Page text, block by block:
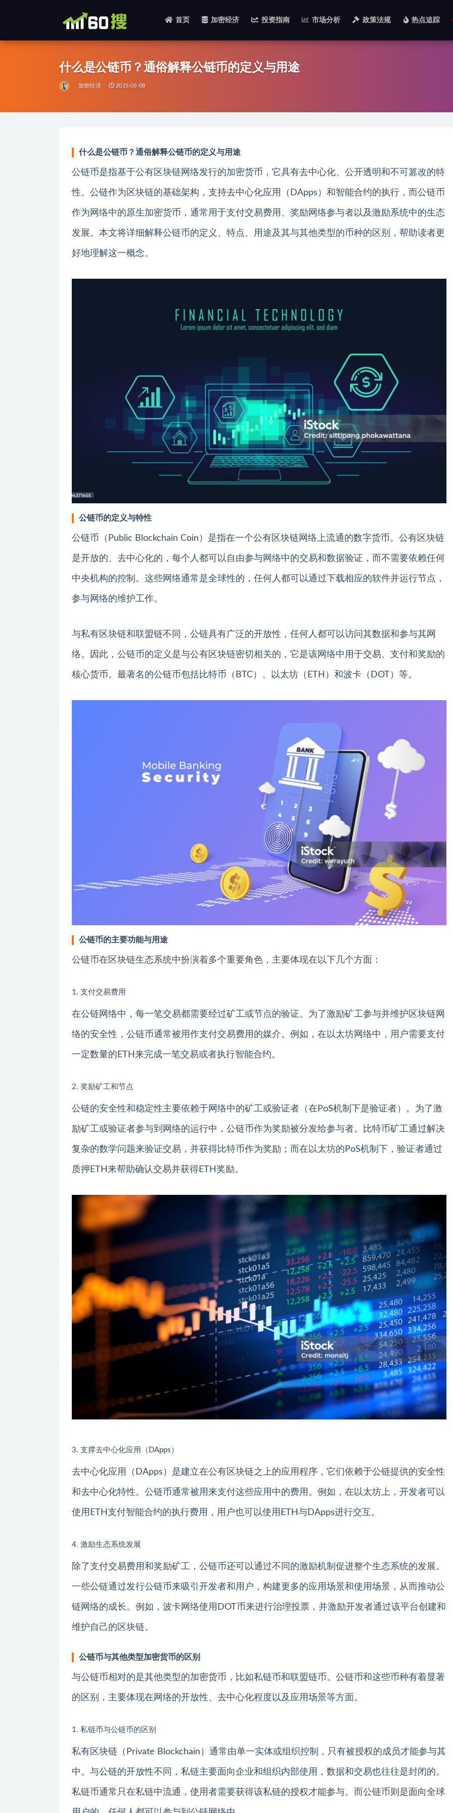
首页 加密经济 投资指南 市场分析 政策法规 热点追踪
什么是公链币？通俗解释公链币的定义与用途
加密经济 2025-05-08
什么是公链币？通俗解释公链币的定义与用途
公链币是指基于公有区块链网络发行的加密货币，它具有去中心化、公开透明和不可篡改的特
性。公链作为区块链的基础架构，支持去中心化应用（DApps）和智能合约的执行，而公链币
作为网络中的原生加密货币，通常用于支付交易费用、奖励网络参与者以及激励系统中的生态
发展。本文将详细解释公链币的定义、特点、用途及其与其他类型的币种的区别，帮助读者更
好地理解这一概念。
公链币的定义与特性
公链币（Public Blockchain Coin）是指在一个公有区块链网络上流通的数字货币。公有区块链
是开放的、去中心化的，每个人都可以自由参与网络中的交易和数据验证，而不需要依赖任何
中央机构的控制。这些网络通常是全球性的，任何人都可以通过下载相应的软件并运行节点，
参与网络的维护工作。
与私有区块链和联盟链不同，公链具有广泛的开放性，任何人都可以访问其数据和参与其网
络。因此，公链币的定义是与公有区块链密切相关的，它是该网络中用于交易、支付和奖励的
核心货币。最著名的公链币包括比特币（BTC）、以太坊（ETH）和波卡（DOT）等。
公链币的主要功能与用途
公链币在区块链生态系统中扮演着多个重要角色，主要体现在以下几个方面：
1. 支付交易费用
在公链网络中，每一笔交易都需要经过矿工或节点的验证。为了激励矿工参与并维护区块链网
络的安全性，公链币通常被用作支付交易费用的媒介。例如，在以太坊网络中，用户需要支付
一定数量的ETH来完成一笔交易或者执行智能合约。
2. 奖励矿工和节点
公链的安全性和稳定性主要依赖于网络中的矿工或验证者（在PoS机制下是验证者）。为了激
励矿工或验证者参与到网络的运行中，公链币作为奖励被分发给参与者。比特币矿工通过解决
复杂的数学问题来验证交易，并获得比特币作为奖励；而在以太坊的PoS机制下，验证者通过
质押ETH来帮助确认交易并获得ETH奖励。
3. 支撑去中心化应用（DApps）
去中心化应用（DApps）是建立在公有区块链之上的应用程序，它们依赖于公链提供的安全性
和去中心化特性。公链币通常被用来支付这些应用中的费用。例如，在以太坊上，开发者可以
使用ETH支付智能合约的执行费用，用户也可以使用ETH与DApps进行交互。
4. 激励生态系统发展
除了支付交易费用和奖励矿工，公链币还可以通过不同的激励机制促进整个生态系统的发展。
一些公链通过发行公链币来吸引开发者和用户，构建更多的应用场景和使用场景，从而推动公
链网络的成长。例如，波卡网络使用DOT币来进行治理投票，并激励开发者通过该平台创建和
维护自己的区块链。
公链币与其他类型加密货币的区别
与公链币相对的是其他类型的加密货币，比如私链币和联盟链币。公链币和这些币种有着显著
的区别，主要体现在网络的开放性、去中心化程度以及应用场景等方面。
1. 私链币与公链币的区别
私有区块链（Private Blockchain）通常由单一实体或组织控制，只有被授权的成员才能参与其
中。与公链的开放性不同，私链主要面向企业和组织内部使用，数据和交易也往往是封闭的。
私链币通常只在私链中流通，使用者需要获得该私链的授权才能参与。而公链币则是面向全球